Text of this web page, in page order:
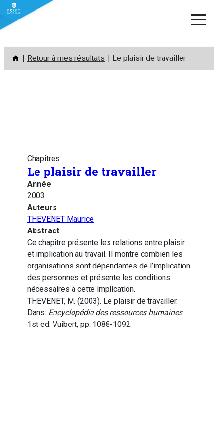
Aller
contenu
Retour à mes résultats Le plaisir de travailler
Chapitres
Le plaisir de travailler
Année
2003
Auteurs
THEVENET Maurice
Abstract
Ce chapitre présente les relations entre plaisir
et implication au travail. Il montre combien les
organisations sont dépendantes de l’implication
des personnes et présente les conditions
nécessaires à cette implication.
THEVENET, M. (2003). Le plaisir de travailler.
Dans: Encyclopédie des ressources humaines.
1st ed. Vuibert, pp. 1088-1092.